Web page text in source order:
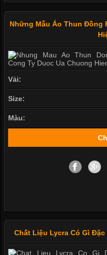
Những Mẫu Áo Thun Đồng
Vải:
Size:
Màu:
Chất Liệu Lycra Có Gì